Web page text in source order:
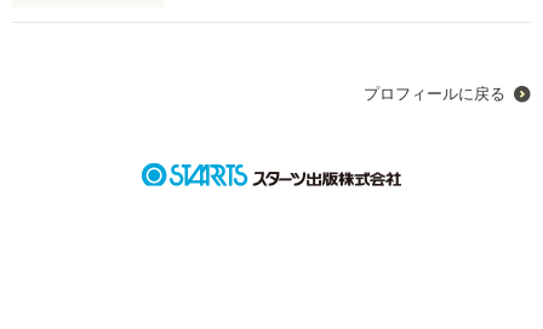
プロフィールに戻る